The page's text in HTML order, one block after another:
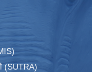
(SUTRA)